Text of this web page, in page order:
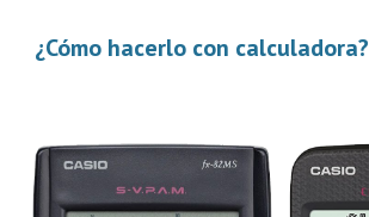
¿Cómo hacerlo con calculadora?